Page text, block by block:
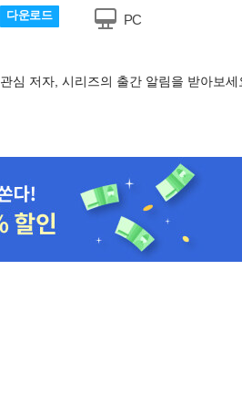
다운로드 PC
관심 저자, 시리즈의 출간 알림을 받아보세